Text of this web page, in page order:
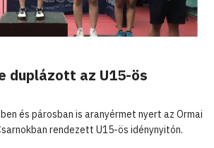
duplázott az U15-ös
és párosban is aranyérmet nyert az Ormai
rendezett U15-ös idénynyitón.